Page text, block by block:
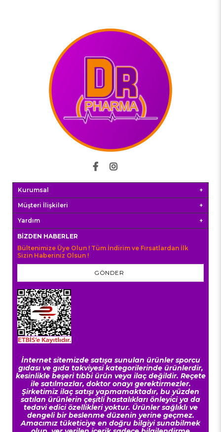
Kurumsal
Müşteri İlişkileri
Yardım
BIZDEN HABERLER
Bültenimize Üye Olun ! Tüm İndirim ve Fırsatlardan İlk
Sizin Haberiniz Olsun !
GÖNDER
İnternet sitemizde satışa sunulan ürünler sporcu
gıdası ve gıda takviyesi kategorilerinde ürünlerdir,
kesinlikle beşeri tıbbi ürün veya ilaç değildir. Reçete
ile satılmazlar, doktor onayı gerektirmezler.
Şirketimiz ilaç satışı yapmamaktadır, bu yüzden
satılan ürünlerin çeşitli hastalıkları önleyici ya da
tedavi edici özellikleri yoktur. Ürünler sağlıklı ve
dengeli bir beslenme düzenin yerine geçmez.
Amacımız tüketiciye en doğru bilgiyi sunabilmek